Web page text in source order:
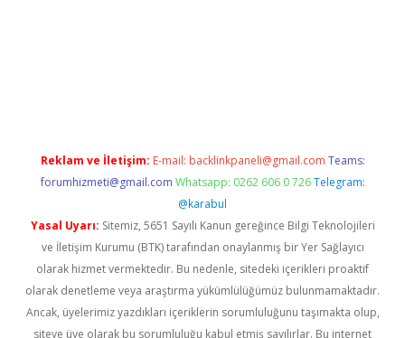
Reklam ve İletişim: E-mail: backlinkpaneli@gmail.com Teams:
forumhizmeti@gmail.com Whatsapp: 0262 606 0 726 Telegram:
@karabul
Yasal Uyarı: Sitemiz, 5651 Sayılı Kanun gereğince Bilgi Teknolojileri
ve İletişim Kurumu (BTK) tarafından onaylanmış bir Yer Sağlayıcı
olarak hizmet vermektedir. Bu nedenle, sitedeki içerikleri proaktif
olarak denetleme veya araştırma yükümlülüğümüz bulunmamaktadır.
Ancak, üyelerimiz yazdıkları içeriklerin sorumluluğunu taşımakta olup,
siteye üye olarak bu sorumluluğu kabul etmiş sayılırlar. Bu internet